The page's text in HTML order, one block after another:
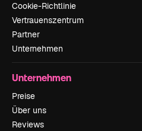
Cookie-Richtlinie
Vertrauenszentrum
Partner
Unternehmen
Unternehmen
Preise
Über uns
Reviews